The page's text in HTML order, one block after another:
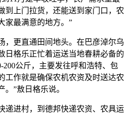
到上门拉货，还能送到家门口，农
家最满意的地方。”
，更直通田间地头。在巴彦淖尔乌
日格乐正忙着运送当地春耕必备的
200公斤，主要发往呼和浩特、包
工作就是确保农机农资及时送达农
”敖日格乐说。
递进村，到德邦快递农资、农具运